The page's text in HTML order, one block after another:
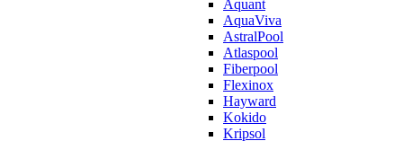
Aquant
AquaViva
AstralPool
Atlaspool
Fiberpool
Flexinox
Hayward
Kokido
Kripsol